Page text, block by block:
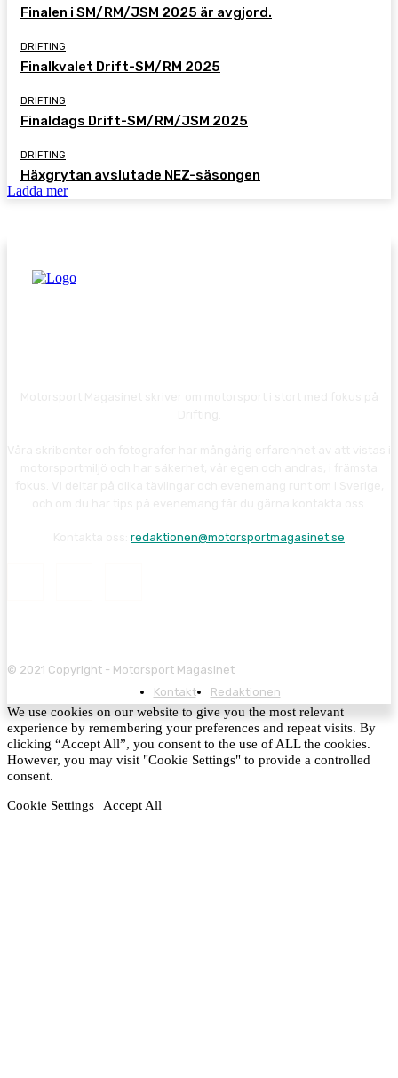
Finalen i SM/RM/JSM 2025 är avgjord.
DRIFTING
Finalkvalet Drift-SM/RM 2025
DRIFTING
Finaldags Drift-SM/RM/JSM 2025
DRIFTING
Häxgrytan avslutade NEZ-säsongen
Ladda mer
redaktionen@motorsportmagasinet.se
© 2021 Copyright - Motorsport Magasinet
Kontakt
Redaktionen
We use cookies on our website to give you the most relevant
experience by remembering your preferences and repeat visits. By
clicking “Accept All”, you consent to the use of ALL the cookies.
However, you may visit "Cookie Settings" to provide a controlled
consent.
Cookie Settings Accept All